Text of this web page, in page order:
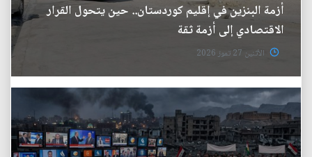
أزمة البنزين في إقليم كوردستان.. حين يتحول القرار
الاقتصادي إلى أزمة ثقة
الأثنين 27 تموز 2026